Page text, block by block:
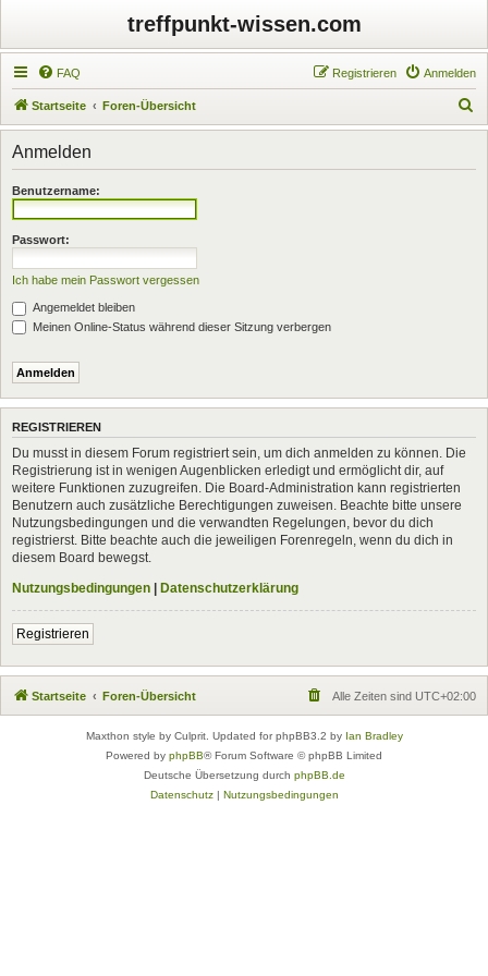
treffpunkt-wissen.com
FAQ Anmelden
Registrieren
Startseite Foren-Übersicht
u
Anmelden
Benutzername:
Passwort:
Ich habe mein Passwort vergessen
Angemeldet bleiben
Meinen Online-Status während dieser Sitzung verbergen
REGISTRIEREN
Du musst in diesem Forum registriert sein, um dich anmelden zu können. Die
Registrierung ist in wenigen Augenblicken erledigt und ermöglicht dir, auf
weitere Funktionen zuzugreifen. Die Board-Administration kann registrierten
Benutzern auch zusätzliche Berechtigungen zuweisen. Beachte bitte unsere
Nutzungsbedingungen und die verwandten Regelungen, bevor du dich
registrierst. Bitte beachte auch die jeweiligen Forenregeln, wenn du dich in
diesem Board bewegst.
Nutzungsbedingungen | Datenschutzerklärung
Registrieren
Startseite Foren-Übersicht Alle Zeiten sind UTC+02:00
Maxthon style by Culprit. Updated for phpBB3.2 by Ian Bradley
Powered by phpBB® Forum Software © phpBB Limited
Deutsche Übersetzung durch phpBB.de
Datenschutz| Nutzungsbedingungen